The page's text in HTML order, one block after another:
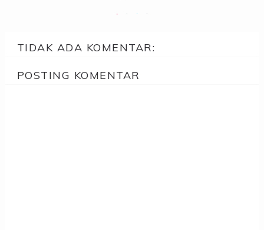
TIDAK ADA KOMENTAR:
POSTING KOMENTAR